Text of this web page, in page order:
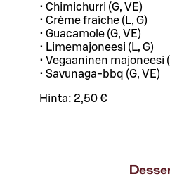
• Chimichurri (G, VE)
• Crème fraîche (L, G)
• Guacamole (G, VE)
• Limemajoneesi (L, G)
• Vegaaninen majoneesi
• Savunaga-bbq (G, VE)
Hinta: 2,50 €